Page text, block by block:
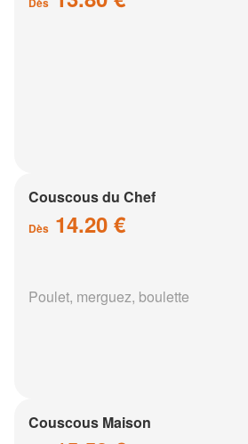
Couscous du Chef
Dès 14.20 €
Poulet, merguez, boulette
Couscous Maison